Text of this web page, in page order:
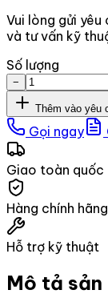
Vui lòng gửi
và tư vấn kỹ
Số lượng
−
Thêm vào yêu
Gọi ngay
Giao toàn quốc
Hàng chính hãng
Hỗ trợ kỹ thuật
Mô tả sản